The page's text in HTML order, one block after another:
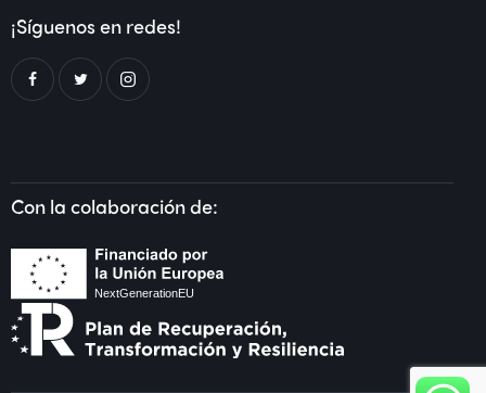
¡Síguenos en redes!
Con la colaboración de: